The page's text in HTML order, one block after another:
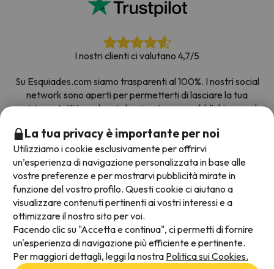
I nostri clienti ci valutano 4,7/5
Su Esquiades.com siamo trasparenti al 100%. I nostri social
network sono aperti per permetterti di lasciare la tua
opinione, tutti i sondaggi che riceviamo e pubblichiamo sul
Prenota con fiducia|Più di 700.000 persone hanno
prenotato la loro settimana bianca con Esquiades.com
Metodi di pagamento disponibili
La tua privacy è importante per noi
Utilizziamo i cookie esclusivamente per offrirvi
un’esperienza di navigazione personalizzata in base alle
vostre preferenze e per mostrarvi pubblicità mirate in
funzione del vostro profilo. Questi cookie ci aiutano a
visualizzare contenuti pertinenti ai vostri interessi e a
ottimizzare il nostro sito per voi.
Facendo clic su "Accetta e continua", ci permetti di fornire
un'esperienza di navigazione più efficiente e pertinente.
Per maggiori dettagli, leggi la nostra Politica sui Cookies.